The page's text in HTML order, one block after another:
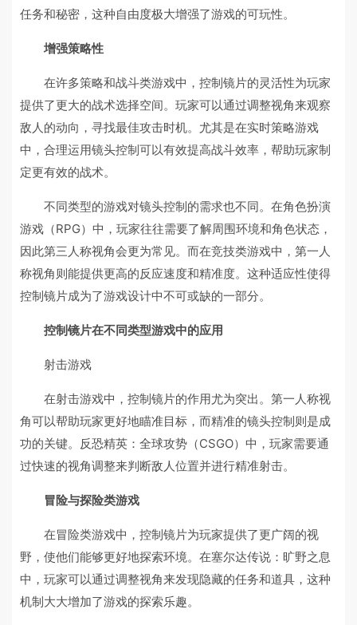
任务和秘密，这种自由度极大增强了游戏的可玩性。
增强策略性
在许多策略和战斗类游戏中，控制镜片的灵活性为玩家
提供了更大的战术选择空间。玩家可以通过调整视角来观察
敌人的动向，寻找最佳攻击时机。尤其是在实时策略游戏
中，合理运用镜头控制可以有效提高战斗效率，帮助玩家制
定更有效的战术。
不同类型的游戏对镜头控制的需求也不同。在角色扮演
游戏（RPG）中，玩家往往需要了解周围环境和角色状态，
因此第三人称视角会更为常见。而在竞技类游戏中，第一人
称视角则能提供更高的反应速度和精准度。这种适应性使得
控制镜片成为了游戏设计中不可或缺的一部分。
控制镜片在不同类型游戏中的应用
射击游戏
在射击游戏中，控制镜片的作用尤为突出。第一人称视
角可以帮助玩家更好地瞄准目标，而精准的镜头控制则是成
功的关键。反恐精英：全球攻势（CSGO）中，玩家需要通
过快速的视角调整来判断敌人位置并进行精准射击。
冒险与探险类游戏
在冒险类游戏中，控制镜片为玩家提供了更广阔的视
野，使他们能够更好地探索环境。在塞尔达传说：旷野之息
中，玩家可以通过调整视角来发现隐藏的任务和道具，这种
机制大大增加了游戏的探索乐趣。